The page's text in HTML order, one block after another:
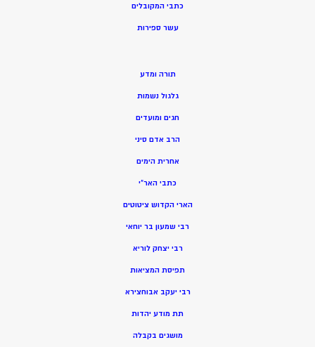
כתבי המקובלים
עשר ספירות
תורה ומדע
גלגול נשמות
חגים ומועדים
הרב אדם סיני
אחרית הימים
כתבי האר”י
הארי הקדוש ציטוטים
רבי שמעון בר יוחאי
רבי יצחק לוריא
תפיסת המציאות
רבי יעקב אבוחצירא
תת מודע יהדות
מושגים בקבלה